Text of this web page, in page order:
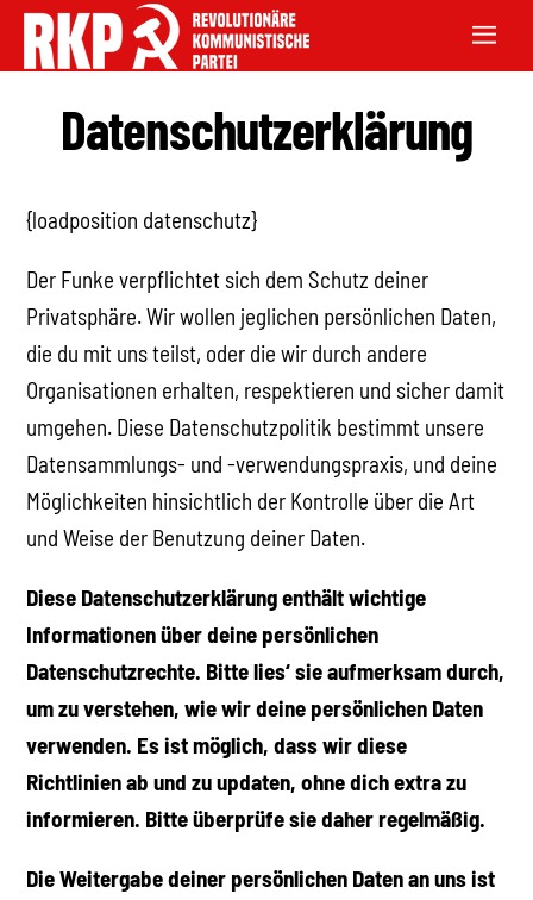
Datenschutzerklärung
{loadposition datenschutz}
Der Funke verpflichtet sich dem Schutz deiner
Privatsphäre. Wir wollen jeglichen persönlichen Daten,
die du mit uns teilst, oder die wir durch andere
Organisationen erhalten, respektieren und sicher damit
umgehen. Diese Datenschutzpolitik bestimmt unsere
Datensammlungs- und -verwendungspraxis, und deine
Möglichkeiten hinsichtlich der Kontrolle über die Art
und Weise der Benutzung deiner Daten.
Diese Datenschutzerklärung enthält wichtige
Informationen über deine persönlichen
Datenschutzrechte. Bitte lies‘ sie aufmerksam durch,
um zu verstehen, wie wir deine persönlichen Daten
verwenden. Es ist möglich, dass wir diese
Richtlinien ab und zu updaten, ohne dich extra zu
informieren. Bitte überprüfe sie daher regelmäßig.
Die Weitergabe deiner persönlichen Daten an uns ist